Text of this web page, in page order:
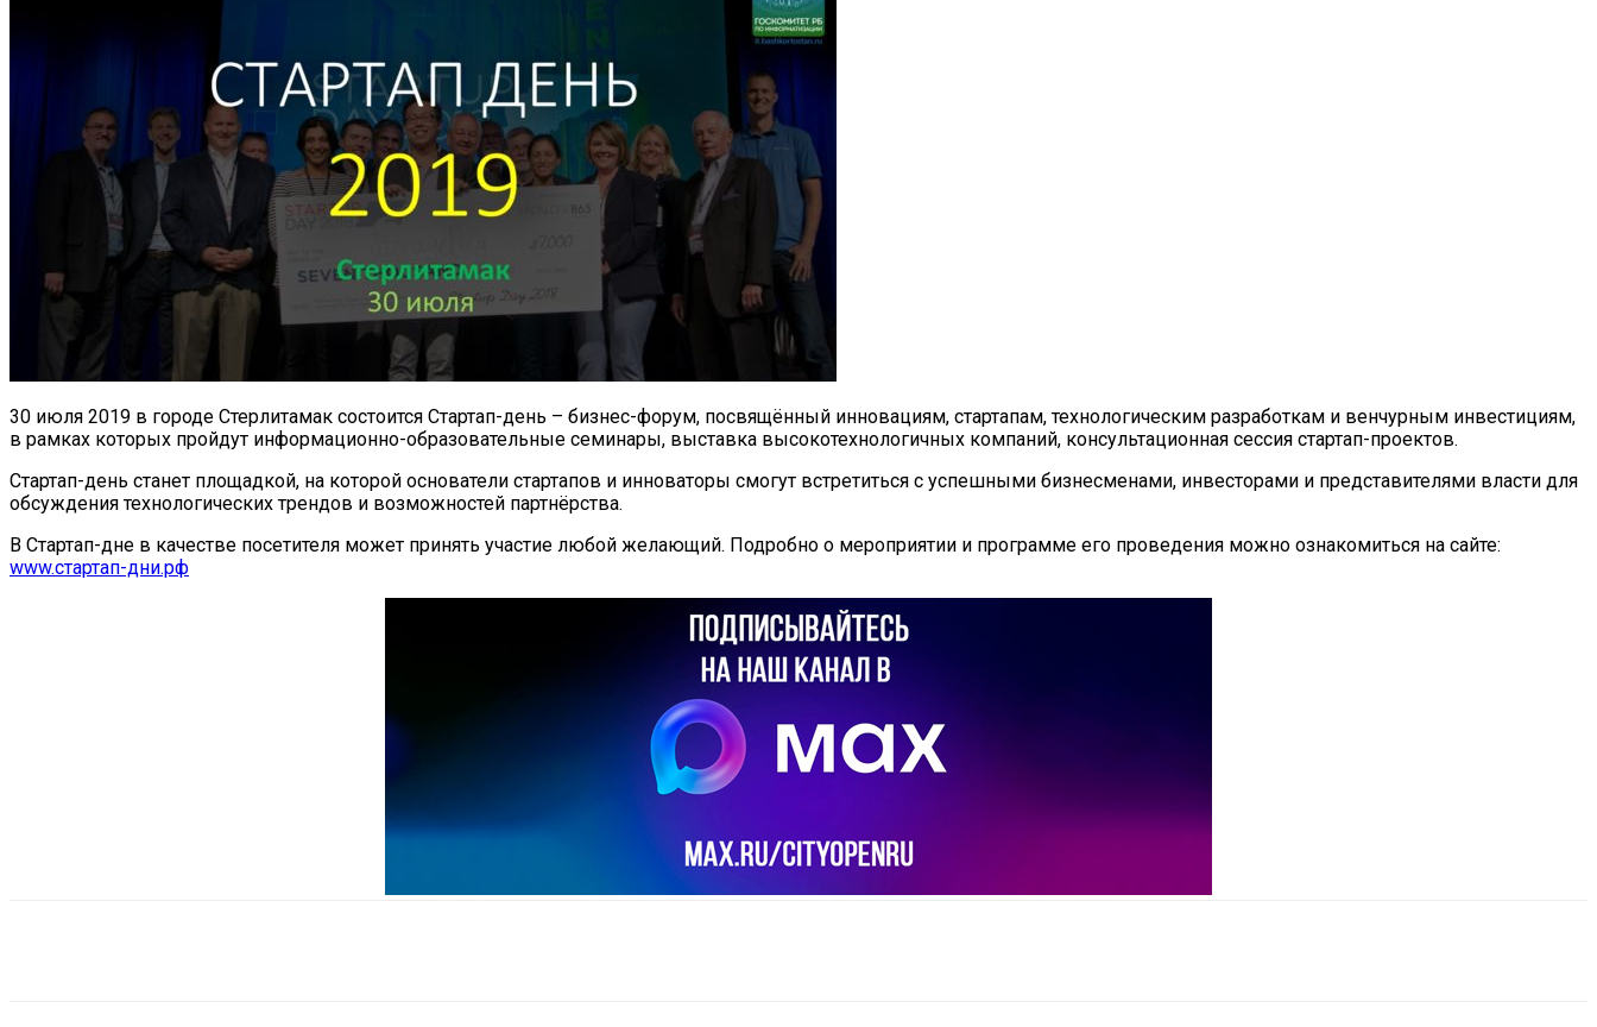
30 июля 2019 в городе Стерлитамак состоится Стартап-день – бизнес-форум, посвящённый инновациям, стартапам, технологическим разработкам и венчурным инвестициям,
в рамках которых пройдут информационно-образовательные семинары, выставка высокотехнологичных компаний, консультационная сессия стартап-проектов.
Стартап-день станет площадкой, на которой основатели стартапов и инноваторы смогут встретиться с успешными бизнесменами, инвесторами и представителями власти для
обсуждения технологических трендов и возможностей партнёрства.
В Стартап-дне в качестве посетителя может принять участие любой желающий. Подробно о мероприятии и программе его проведения можно ознакомиться на сайте:
www.стартап-дни.рф